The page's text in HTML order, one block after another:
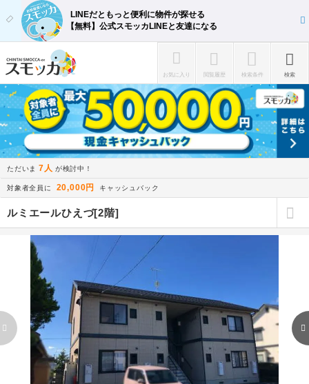
LINEだともっと便利に物件が探せる
【無料】公式スモッカLINEと友達になる
お気に入り 閲覧履歴 検索条件 検索
ただいま 7人 が検討中！
対象者全員に 20,000円 キャッシュバック
ルミエールひえづ[2階]